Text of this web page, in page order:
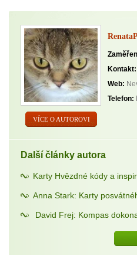
VÍCE O AUTOROVI
Kontakt:
Web:
Telefon:
Další články autora
Karty Hvězdné kódy a
Anna Stark: Karty
David Frej: Kompas